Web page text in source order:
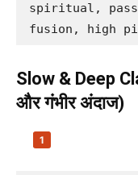
spiritual,
fusion, high
Slow & Deep
और गंभीर अंदाज)